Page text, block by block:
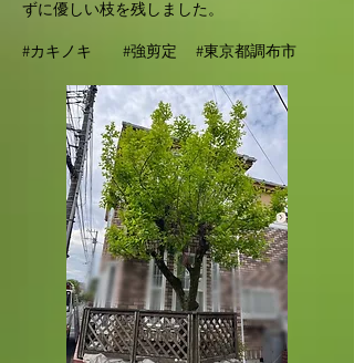
ずに優しい枝を残しました。
#カキノキ #強剪定 #東京都調布市